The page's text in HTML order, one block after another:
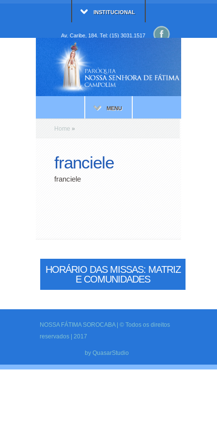
INSTITUCIONAL
Av. Caribe, 184. Tel: (15) 3031.1517
MENU
Home »
franciele
franciele
HORÁRIO DAS MISSAS: MATRIZ
E COMUNIDADES
NOSSA FÁTIMA SOROCABA | © Todos os direitos
reservados | 2017
by QuasarStudio